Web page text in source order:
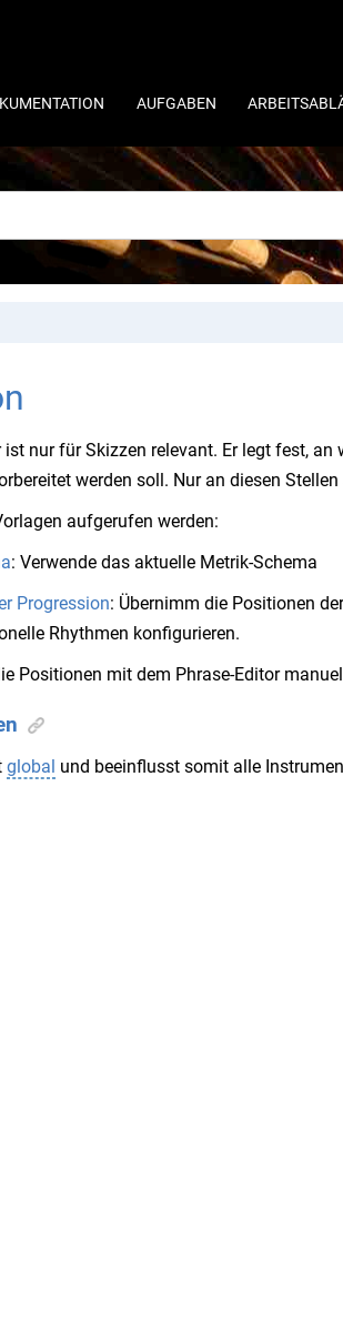
AUFGABEN
ist nur für Skizzen relevant. Er legt fest,
werden soll. Nur an diesen
aufgerufen werden:
: Verwende das aktuelle Metrik-Schema
Progression: Übernimm die Positionen
Rhythmen konfigurieren.
Positionen mit dem Phrase-Editor
global und beeinflusst somit alle